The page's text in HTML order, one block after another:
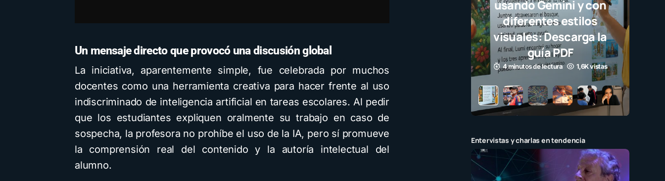
Un mensaje directo que provocó una discusión global
La iniciativa, aparentemente simple, fue celebrada por muchos
docentes como una herramienta creativa para hacer frente al uso
indiscriminado de inteligencia artificial en tareas escolares. Al pedir
que los estudiantes expliquen oralmente su trabajo en caso de
sospecha, la profesora no prohíbe el uso de la IA, pero sí promueve
la comprensión real del contenido y la autoría intelectual del
alumno.
usando Gemini y con
diferentes estilos
visuales: Descarga la
guía PDF
4 minutos de lectura 1,6K vistas
Entervistas y charlas en tendencia